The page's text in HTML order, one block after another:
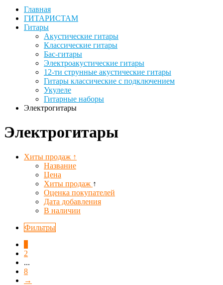
Главная
ГИТАРИСТАМ
Гитары
Акустические гитары
Классические гитары
Бас-гитары
Электроакустические гитары
12-ти струнные акустические гитары
Гитары классические с подключением
Укулеле
Гитарные наборы
Электрогитары
Электрогитары
Хиты продаж ↑
Название
Цена
Хиты продаж ↑
Оценка покупателей
Дата добавления
В наличии
Фильтры
2
...
8
→